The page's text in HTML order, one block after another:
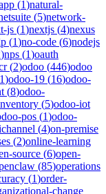
(1)natural-
(5)network-
js (1)nextjs (4)nexus
(1)no-code (6)nodejs
)nps (1)oauth
(2)odoo (446)odoo
1)odoo-19 (16)odoo-
(8)odoo-
(5)odoo-iot
pos (1)odoo-
(4)on-premise
(2)online-learning
source (6)open-
(85)operations
(1)order-
change